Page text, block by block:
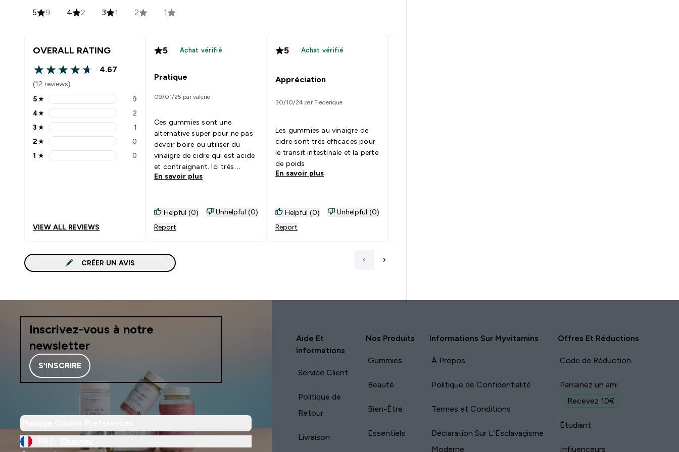
5 9 4 2 3 1 2 1
OVERALL RATING
4.67 out of 5 stars
4.67
(12 reviews)
5 stars rating 9 reviews
5★ 9
4 stars rating 2 reviews
4★ 2
3 stars rating 1 reviews
3 ★ 1
2 stars rating 0 reviews
2★ 0
1 stars rating 0 reviews
1 ★ 0
VIEW ALL REVIEWS
5 Achat vérifié
Pratique
09/01/25 par valerie
Ces gummies sont une
alternative super pour ne pas
devoir boire ou utiliser du
vinaigre de cidre qui est acide
et contraignant. Ici très
simple, une gomme à mâcher
En savoir plus
Helpful (0)
Unhelpful (0)
Report
5 Achat vérifié
Appréciation
30/10/24 par Frederique
Les gummies au vinaigre de
cidre sont très efficaces pour
le transit intestinale et la perte
de poids
En savoir plus
Helpful (0)
Unhelpful (0)
Report
CRÉER UN AVIS
Inscrivez-vous à notre
newsletter
S'INSCRIRE
Aide Et
Informations
Service Client
Politique de
Retour
Livraison
Nos Produits
Gummies
Beauté
Bien-Être
Essentiels
Informations Sur Myvitamins
À Propos
Politique de Confidentialité
Termes et Conditions
Déclaration Sur L’Esclavagisme
Moderne
Offres Et Réductions
Code de Réduction
Parrainez un ami
Recevez 10€
Étudiant
Influenceurs